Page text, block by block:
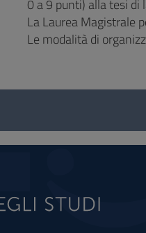
0 a 9 punti) alla tesi di
La Laurea Magistrale
Le modalità di